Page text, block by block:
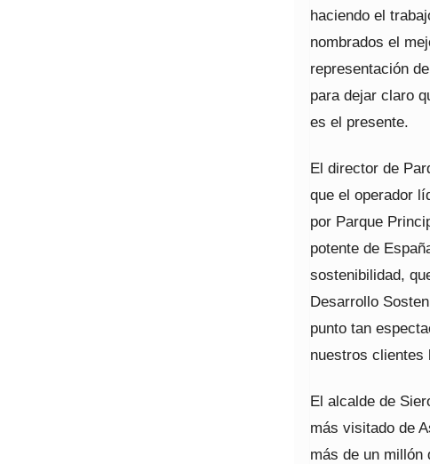
haciendo el
nombrados el
representación
para dejar claro
es el presente.
El director de
que el operador
por Parque
potente de
sostenibilidad,
Desarrollo
punto tan
nuestros clientes
El alcalde de
más visitado de
más de un millón